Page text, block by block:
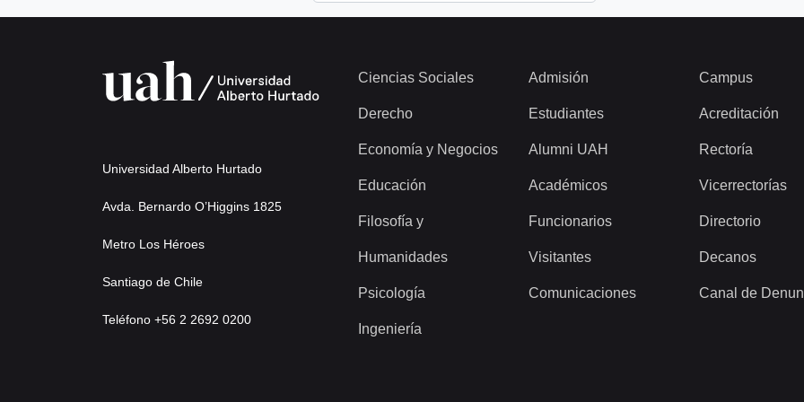
Universidad Alberto Hurtado
Avda. Bernardo O’Higgins 1825
Metro Los Héroes
Santiago de Chile
Teléfono +56 2 2692 0200
Ciencias Sociales
Derecho
Economía y Negocios
Educación
Filosofía y
Humanidades
Psicología
Ingeniería
Admisión
Estudiantes
Alumni UAH
Académicos
Funcionarios
Visitantes
Comunicaciones
Campus
Acreditación
Rectoría
Vicerrectorías
Directorio
Decanos
Canal de